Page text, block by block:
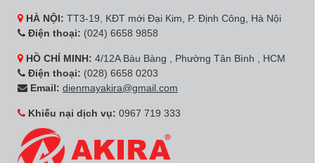
HÀ NỘI: TT3-19, KĐT mới Đại Kim, P. Định Công, Hà Nội
Điện thoại: (024) 6658 9858
HỒ CHÍ MINH: 4/12A Bàu Bàng , Phường Tân Bình , HCM
Điện thoại: (028) 6658 0203
Email: dienmayakira@gmail.com
Khiếu nại dịch vụ: 0967 719 333